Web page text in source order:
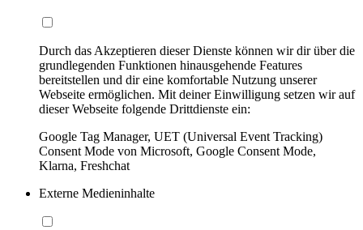
Durch das Akzeptieren dieser Dienste können wir dir über die
grundlegenden Funktionen hinausgehende Features
bereitstellen und dir eine komfortable Nutzung unserer
Webseite ermöglichen. Mit deiner Einwilligung setzen wir auf
dieser Webseite folgende Drittdienste ein:
Google Tag Manager, UET (Universal Event Tracking)
Consent Mode von Microsoft, Google Consent Mode,
Klarna, Freshchat
Externe Medieninhalte